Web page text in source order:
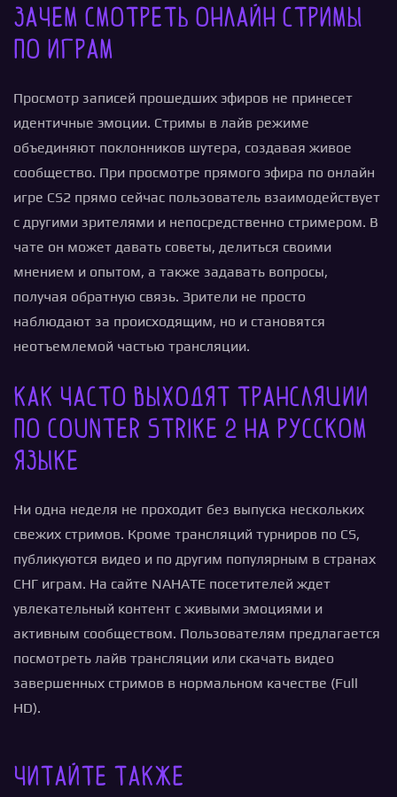
Зачем смотреть онлайн стримы
по играм
Просмотр записей прошедших эфиров не принесет
идентичные эмоции. Стримы в лайв режиме
объединяют поклонников шутера, создавая живое
сообщество. При просмотре прямого эфира по онлайн
игре CS2 прямо сейчас пользователь взаимодействует
с другими зрителями и непосредственно стримером. В
чате он может давать советы, делиться своими
мнением и опытом, а также задавать вопросы,
получая обратную связь. Зрители не просто
наблюдают за происходящим, но и становятся
неотъемлемой частью трансляции.
Как часто выходят трансляции
по Counter Strike 2 на русском
языке
Ни одна неделя не проходит без выпуска нескольких
свежих стримов. Кроме трансляций турниров по CS,
публикуются видео и по другим популярным в странах
СНГ играм. На сайте NAHATE посетителей ждет
увлекательный контент с живыми эмоциями и
активным сообществом. Пользователям предлагается
посмотреть лайв трансляции или скачать видео
завершенных стримов в нормальном качестве (Full
HD).
Читайте также